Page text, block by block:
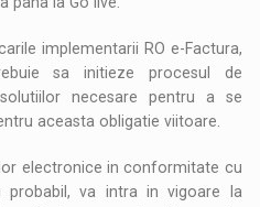
implementarii RO e-Factura,
sa initieze procesul de
necesare pentru a se
aceasta obligatie viitoare.
electronice in conformitate cu
va intra in vigoare la